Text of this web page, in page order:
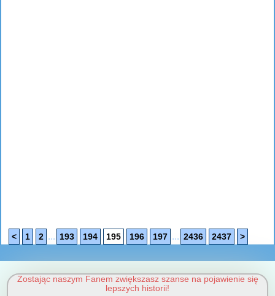
< 1 2 ... 193 194 195 196 197 ... 2436 2437 >
Zostając naszym Fanem zwiększasz szanse na pojawienie się
lepszych historii!